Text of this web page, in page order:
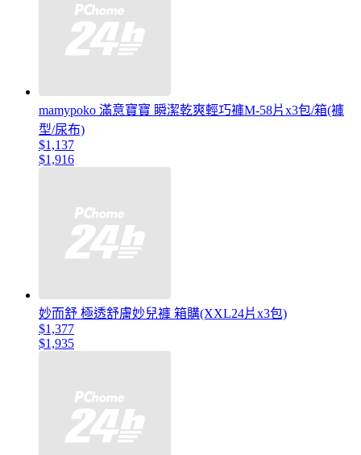
mamypoko 滿意寶寶 瞬潔乾爽輕巧褲M-58片x3包/箱(褲
型/尿布)
$1,137
$1,916
妙而舒 極透舒膚妙兒褲 箱購(XXL24片x3包)
$1,377
$1,935